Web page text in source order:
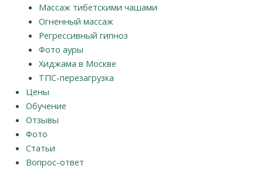
Массаж тибетскими чашами
Огненный массаж
Регрессивный гипноз
Фото ауры
Хиджама в Москве
ТПС-перезагрузка
Цены
Обучение
Отзывы
Фото
Статьи
Вопрос-ответ